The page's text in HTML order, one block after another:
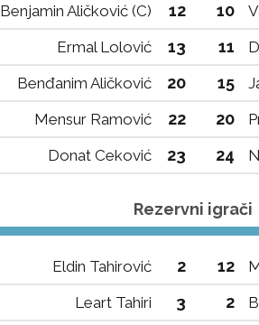
Benjamin Aličković (C)
12 10
Ermal Lolović
13 11
Benđanim Aličković
20 15
Mensur Ramović
22 20
Donat Ceković
23 24
Rezervni igrači
Eldin Tahirović 2 12
Leart Tahiri
3 2